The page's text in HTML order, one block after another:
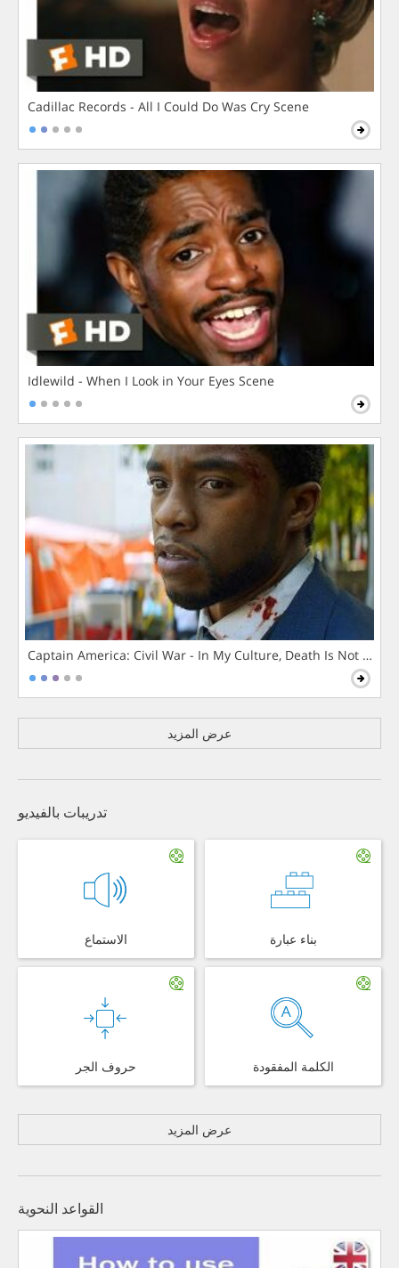
Cadillac Records - All I Could Do Was Cry Scene
Idlewild - When I Look in Your Eyes Scene
Captain America: Civil War - In My Culture, Death Is Not The
عرض المزيد
تدريبات بالفيديو
الاستماع بناء عبارة
حروف الجر الكلمة المفقودة
عرض المزيد
القواعد النحوية